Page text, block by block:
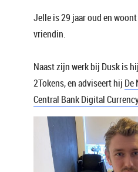
Jelle is 29 jaar oud en
vriendin.
Naast zijn werk bij Dusk is
2Tokens, en adviseert hij De
Central Bank Digital Currency